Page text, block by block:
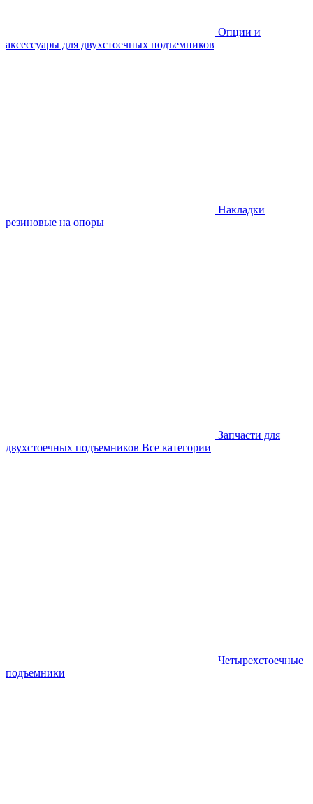
Опции и
аксессуары для двухстоечных подъемников
Накладки
резиновые на опоры
Запчасти для
двухстоечных подъемников Все категории
Четырехстоечные
подъемники